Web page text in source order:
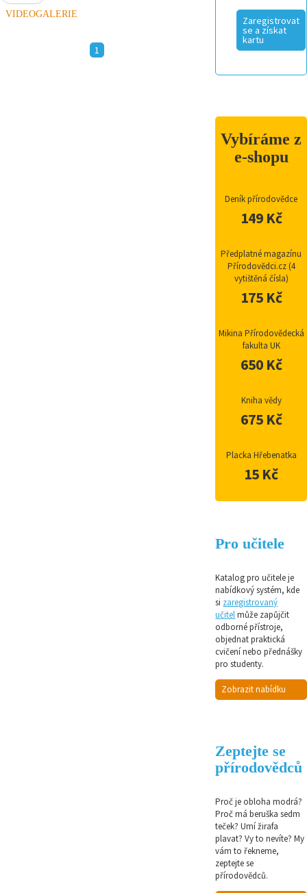
VIDEOGALERIE
1
Zaregistrovat
se a získat
kartu
Vybíráme z
e-shopu
Deník přírodovědce
149 Kč
Předplatné magazínu
Přírodovědci.cz (4
vytištěná čísla)
175 Kč
Mikina Přírodovědecká
fakulta UK
650 Kč
Kniha vědy
675 Kč
Placka Hřebenatka
15 Kč
Pro učitele
Katalog pro učitele je
nabídkový systém, kde
si zaregistrovaný
učitelmůže zapůjčit
odborné přístroje,
objednat praktická
cvičení nebo přednášky
pro studenty.
Zobrazit nabídku
Zeptejte se
přírodovědců
Proč je obloha modrá?
Proč má beruška sedm
teček? Umí žirafa
plavat? Vy to nevíte? My
vám to řekneme,
zeptejte se
přírodovědců.